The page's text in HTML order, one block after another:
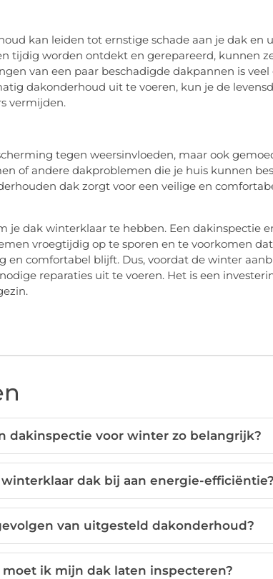
kan leiden tot ernstige schade aan je dak en
tijdig worden ontdekt en gerepareerd, kunnen
van een paar beschadigde dakpannen is
dakonderhoud uit te voeren, kun je de
vermijden.
tegen weersinvloeden, maar ook
of andere dakproblemen die je huis kunnen
dak zorgt voor een veilige en
je dak winterklaar te hebben. Een dakinspectie
vroegtijdig op te sporen en te voorkomen
en comfortabel blijft. Dus, voordat de winter
reparaties uit te voeren. Het is een
dakinspectie voor winter zo belangrijk?
dak bij aan energie-efficiëntie?
van uitgesteld dakonderhoud?
moet ik mijn dak laten inspecteren?